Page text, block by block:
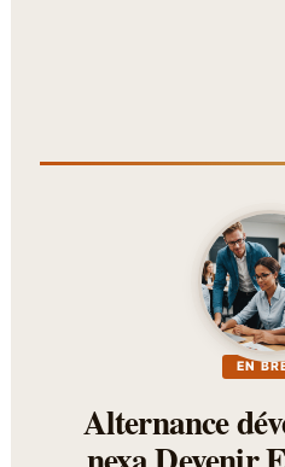
EN
Alternance